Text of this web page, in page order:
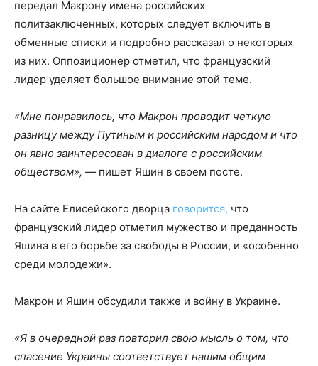
передал Макрону имена российских
политзаключенных, которых следует включить в
обменные списки и подробно рассказал о некоторых
из них. Оппозиционер отметил, что французский
лидер уделяет большое внимание этой теме.
«Мне понравилось, что Макрон проводит четкую
разницу между Путиным и российским народом и что
он явно заинтересован в диалоге с российским
обществом», — пишет Яшин в своем посте.
На сайте Елисейского дворца говорится, что
французский лидер отметил мужество и преданность
Яшина в его борьбе за свободы в России, и «особенно
среди молодежи».
Макрон и Яшин обсудили также и войну в Украине.
«Я в очередной раз повторил свою мысль о том, что
спасение Украины соответствует нашим общим